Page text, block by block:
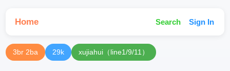
Home Search Sign In
3br 2ba 29k xujiahui（line1/9/11）